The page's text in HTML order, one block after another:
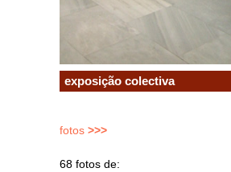
exposição colectiva
fotos>>>
68 fotos de: